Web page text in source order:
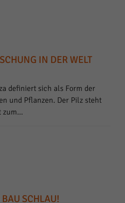
IN DER WELT
definiert sich als Form der
und Pflanzen. Der Pilz steht
zum…
SCHLAU!